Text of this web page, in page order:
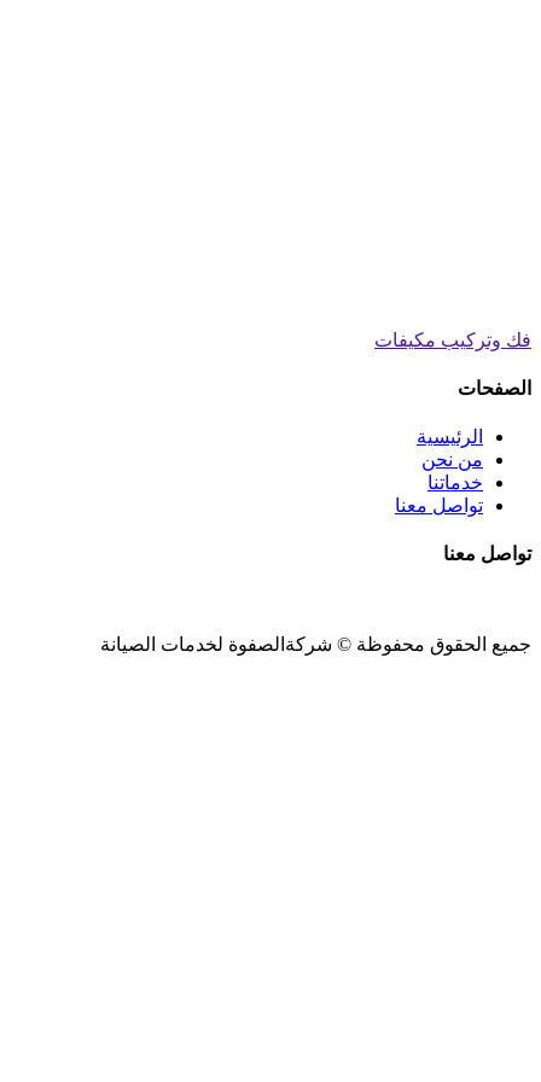
فك وتركيب مكيفات
الصفحات
الرئيسية
من نحن
خدماتنا
تواصل معنا
تواصل معنا
جميع الحقوق محفوظة © شركةالصفوة لخدمات الصيانة